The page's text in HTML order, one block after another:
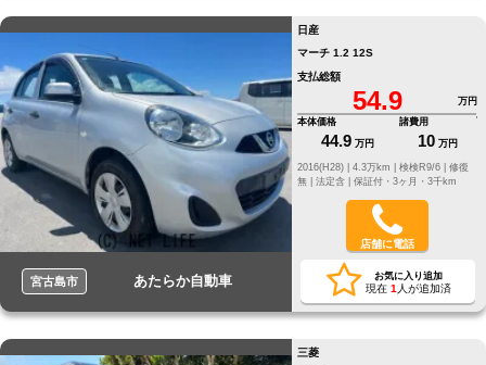
宮古島市 あたらか自動車
日産
マーチ 1.2 12S
支払総額
54.9
万円
本体価格
44.9 万円
諸費用
10 万円
修復
無 | 法定含 | 保証付・3ヶ月・3千km
店舗に電話
お気に入り追加
現在 1 人が追加済
三菱